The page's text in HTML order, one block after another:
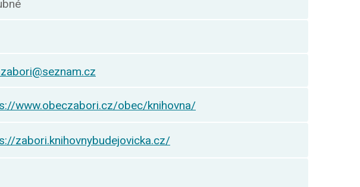
www.obeczabori.cz/obec/knihovna/
zabori.knihovnybudejovicka.cz/